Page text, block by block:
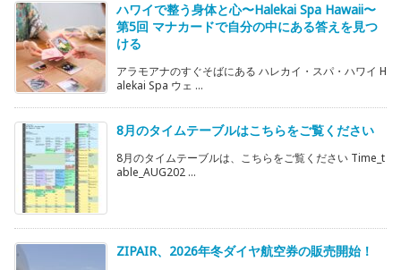
ハワイで整う身体と心〜Halekai Spa Hawaii〜
第5回 マナカードで自分の中にある答えを見つ
ける
アラモアナのすぐそばにある ハレカイ・スパ・ハワイ H
alekai Spa ウェ ...
8月のタイムテーブルはこちらをご覧ください
8月のタイムテーブルは、こちらをご覧ください Time_t
able_AUG202 ...
ZIPAIR、2026年冬ダイヤ航空券の販売開始！